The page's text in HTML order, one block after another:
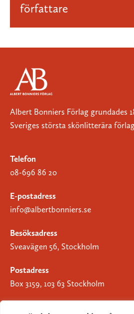
författare
Albert Bonniers Förlag grundades
Sveriges största skönlitterära
Telefon
08-696 86 20
E-postadress
info@albertbonniers.se
Besöksadress
Sveavägen 56, Stockholm
Postadress
Box 3159, 103 63 Stockholm